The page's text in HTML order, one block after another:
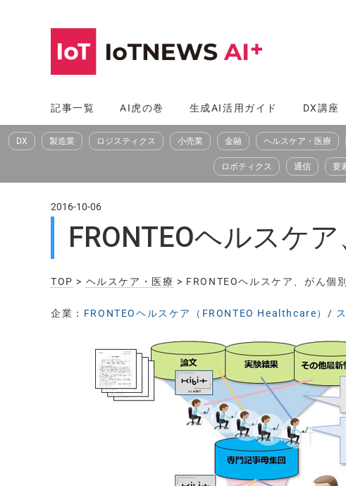
へ
ス
記事一覧 AI虎の巻 生成AI活用ガイド DX講座
DX 製造業 ロジスティクス 小売業 金融 ヘルスケア・医療
ロボティクス 通信 要
2016-10-06
FRONTEOヘルスケ
TOP > ヘルスケア・医療 > FRONTEOヘルスケア、がん個
企業： FRONTEOヘルスケア（FRONTEO Healthcare） /